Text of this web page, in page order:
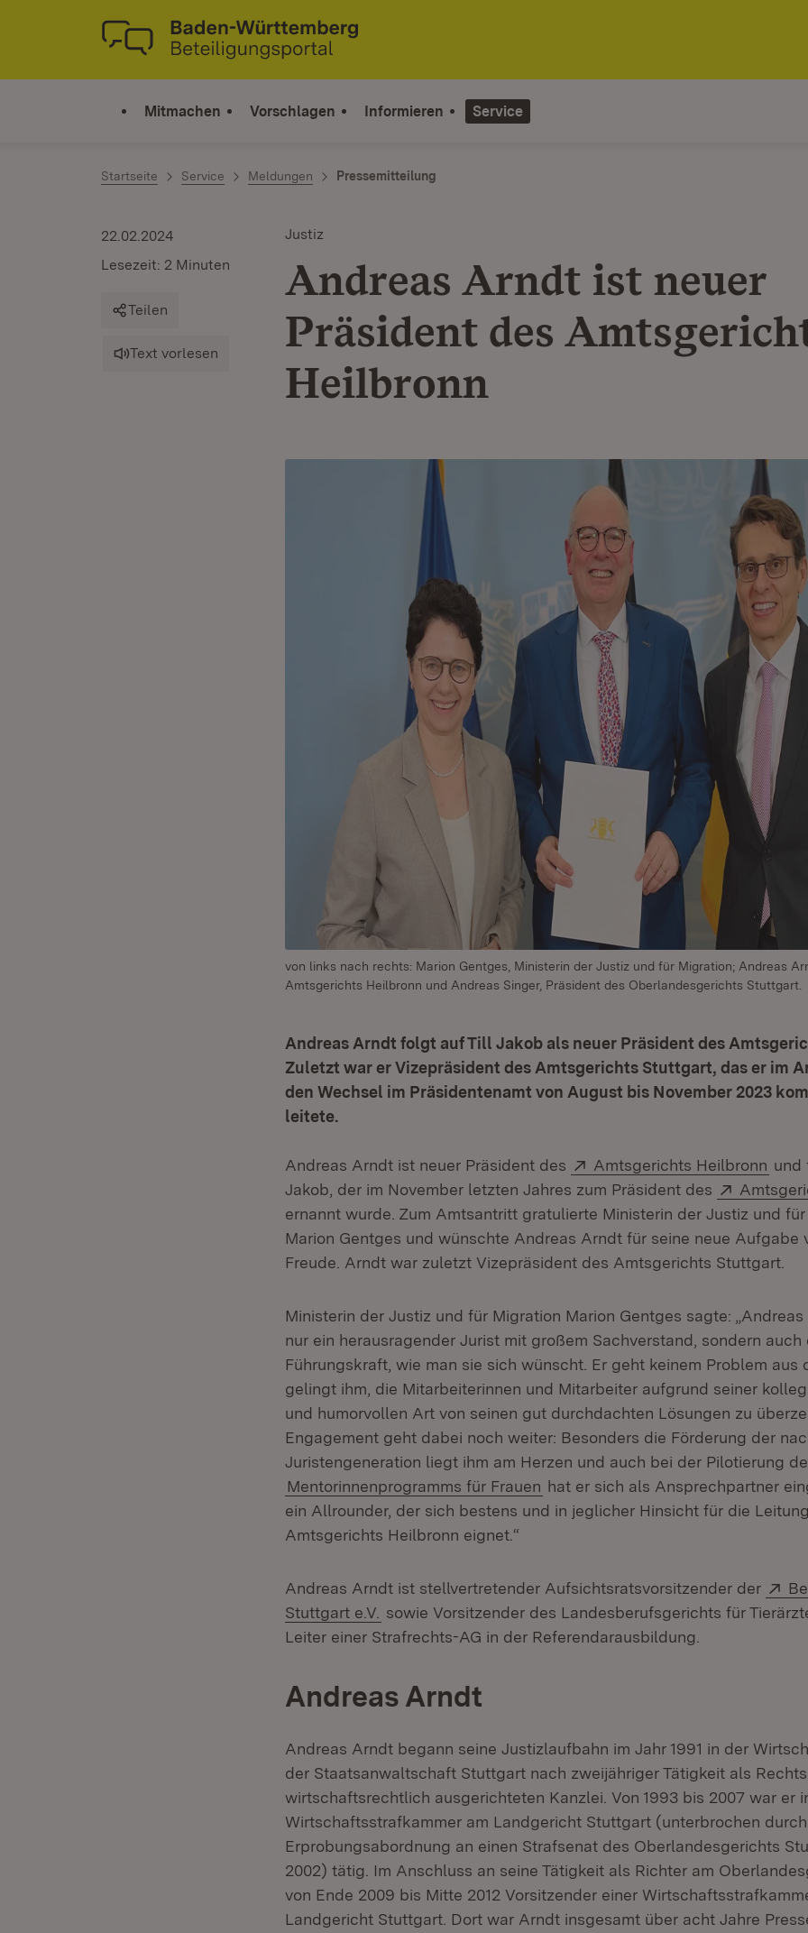
Zum Inhalt springen
Link zur Startseite
Mitmachen Vorschlagen Informieren Service
Startseite Service Meldungen Pressemitteilung
Justiz
Andreas Arndt ist neuer
Präsident des
Heilbronn
22.02.2024
Lesezeit: 2 Minuten
Teilen
Text vorlesen
von links nach rechts: Marion Gentges, Ministerin der Justiz und für Migration; Andreas
Amtsgerichts Heilbronn und Andreas Singer, Präsident des Oberlandesgerichts Stuttgart.
Andreas Arndt folgt auf Till Jakob als neuer Präsident des
Zuletzt war er Vizepräsident des Amtsgerichts Stuttgart, das er im
den Wechsel im Präsidentenamt von August bis November 2023
leitete.
Andreas Arndt ist neuer Präsident des Extern:
Amtsgerichts Heilbronn und
Jakob, der im November letzten Jahres zum Präsident des
Extern:
ernannt wurde. Zum Amtsantritt gratulierte Ministerin der Justiz und
Marion Gentges und wünschte Andreas Arndt für seine neue Aufgabe
Freude. Arndt war zuletzt Vizepräsident des Amtsgerichts Stuttgart.
Ministerin der Justiz und für Migration Marion Gentges sagte:
nur ein herausragender Jurist mit großem Sachverstand, sondern auch
Führungskraft, wie man sie sich wünscht. Er geht keinem Problem aus
gelingt ihm, die Mitarbeiterinnen und Mitarbeiter aufgrund seiner
und humorvollen Art von seinen gut durchdachten Lösungen zu
Engagement geht dabei noch weiter: Besonders die Förderung der
Juristengeneration liegt ihm am Herzen und auch bei der Pilotierung
Mentorinnenprogramms für Frauen hat er sich als Ansprechpartner
ein Allrounder, der sich bestens und in jeglicher Hinsicht für die
Amtsgerichts Heilbronn eignet.“
Andreas Arndt ist stellvertretender Aufsichtsratsvorsitzender der
Stuttgart e.V. (Öffnet in neuem Fenster)
sowie Vorsitzender des Landesberufsgerichts für
Leiter einer Strafrechts-AG in der Referendarausbildung.
Andreas Arndt
Andreas Arndt begann seine Justizlaufbahn im Jahr 1991 in der
der Staatsanwaltschaft Stuttgart nach zweijähriger Tätigkeit als
wirtschaftsrechtlich ausgerichteten Kanzlei. Von 1993 bis 2007 war er
Wirtschaftsstrafkammer am Landgericht Stuttgart (unterbrochen
Erprobungsabordnung an einen Strafsenat des Oberlandesgerichts
2002) tätig. Im Anschluss an seine Tätigkeit als Richter am
von Ende 2009 bis Mitte 2012 Vorsitzender einer
Landgericht Stuttgart. Dort war Arndt insgesamt über acht Jahre